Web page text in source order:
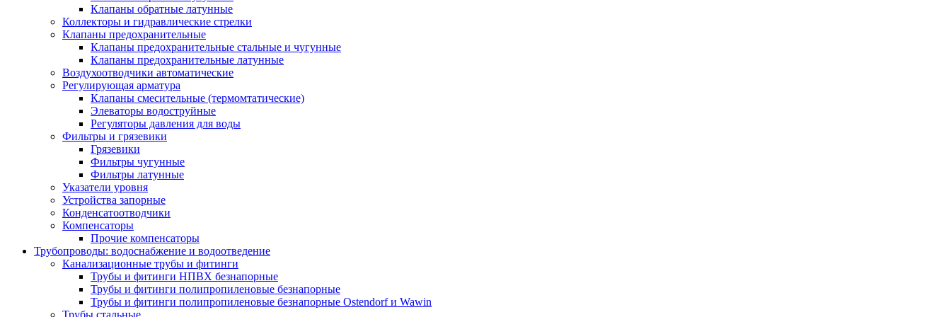
Клапаны обратные латунные
Коллекторы и гидравлические стрелки
Клапаны предохранительные
Клапаны предохранительные стальные и чугунные
Клапаны предохранительные латунные
Воздухоотводчики автоматические
Регулирующая арматура
Клапаны смесительные (термомтатические)
Элеваторы водоструйные
Регуляторы давления для воды
Фильтры и грязевики
Грязевики
Фильтры чугунные
Фильтры латунные
Указатели уровня
Устройства запорные
Конденсатоотводчики
Компенсаторы
Прочие компенсаторы
Трубопроводы: водоснабжение и водоотведение
Канализационные трубы и фитинги
Трубы и фитинги НПВХ безнапорные
Трубы и фитинги полипропиленовые безнапорные
Трубы и фитинги полипропиленовые безнапорные Ostendorf и Wawin
Трубы стальные